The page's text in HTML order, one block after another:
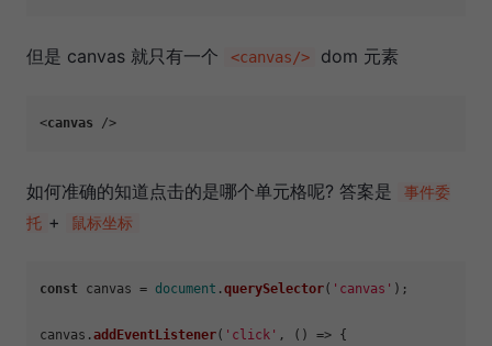
但是 canvas 就只有一个 <canvas/> dom 元素
<canvas
如何准确的知道点击的是哪个单元格呢? 答案是
事件委
托 + 鼠标坐标
const canvas = document .querySelector( 'canvas' );
canvas.addEventListener( 'click' , () => {